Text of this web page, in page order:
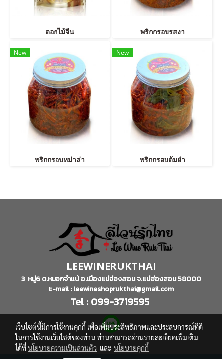
ดอกไม้จีน พริกกรอบรสงา
New
พริกกรอบหม่าล่า
New
พริกกรอบต้มยำ
LEEWINERUKTHAI
3 หมู่6 ต.หมอกจำแป่ อ.เมืองแม่ฮ่องสอน จ.แม่ฮ่องสอน 58000
E-mail : leewineshoprukthai@gmail.com
Tel : 099-3719595
เว็บไซต์นี้มีการใช้งานคุกกี้ เพื่อเพิ่มประสิทธิภาพและประสบการณ์ที่ดี
ในการใช้งานเว็บไซต์ของท่าน ท่านสามารถอ่านรายละเอียดเพิ่มเติม
ได้ที่นโยบายความเป็นส่วนตัว และ นโยบายคุกกี้